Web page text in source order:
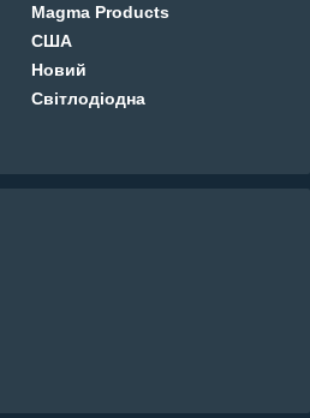
Magma Products
США
Новий
Світлодіодна